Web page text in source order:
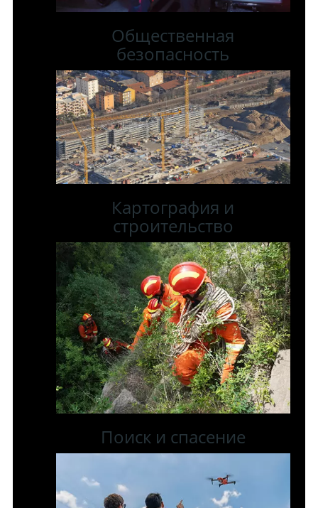
Общественная
безопасность
Картография и
строительство
Поиск и спасение